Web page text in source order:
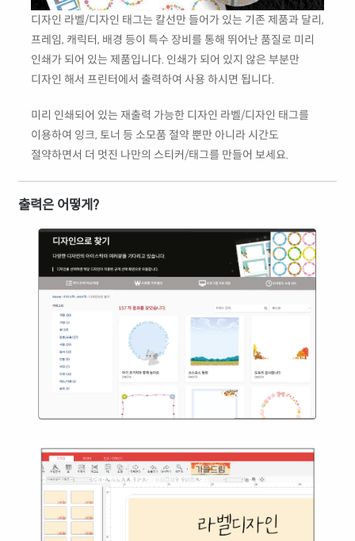
디자인 라벨/디자인 태그는 칼선만 들어가 있는 기존 제품과 달리,
프레임, 캐릭터, 배경 등이 특수 장비를 통해 뛰어난 품질로 미리
인쇄가 되어 있는 제품입니다. 인쇄가 되어 있지 않은 부분만
디자인 해서 프린터에서 출력하여 사용 하시면 됩니다.
미리 인쇄되어 있는 재출력 가능한 디자인 라벨/디자인 태그를
이용하여 잉크, 토너 등 소모품 절약 뿐만 아니라 시간도
절약하면서 더 멋진 나만의 스티커/태그를 만들어 보세요.
출력은 어떻게?